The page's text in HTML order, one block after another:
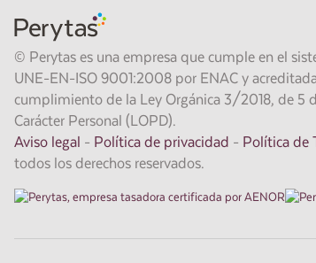
© Perytas es una empresa que cumple en el
UNE-EN-ISO 9001:2008 por ENAC y
cumplimiento de la Ley Orgánica 3/2018, de 5
Carácter Personal (LOPD).
Aviso legal - Política de privacidad - Política de
todos los derechos reservados.